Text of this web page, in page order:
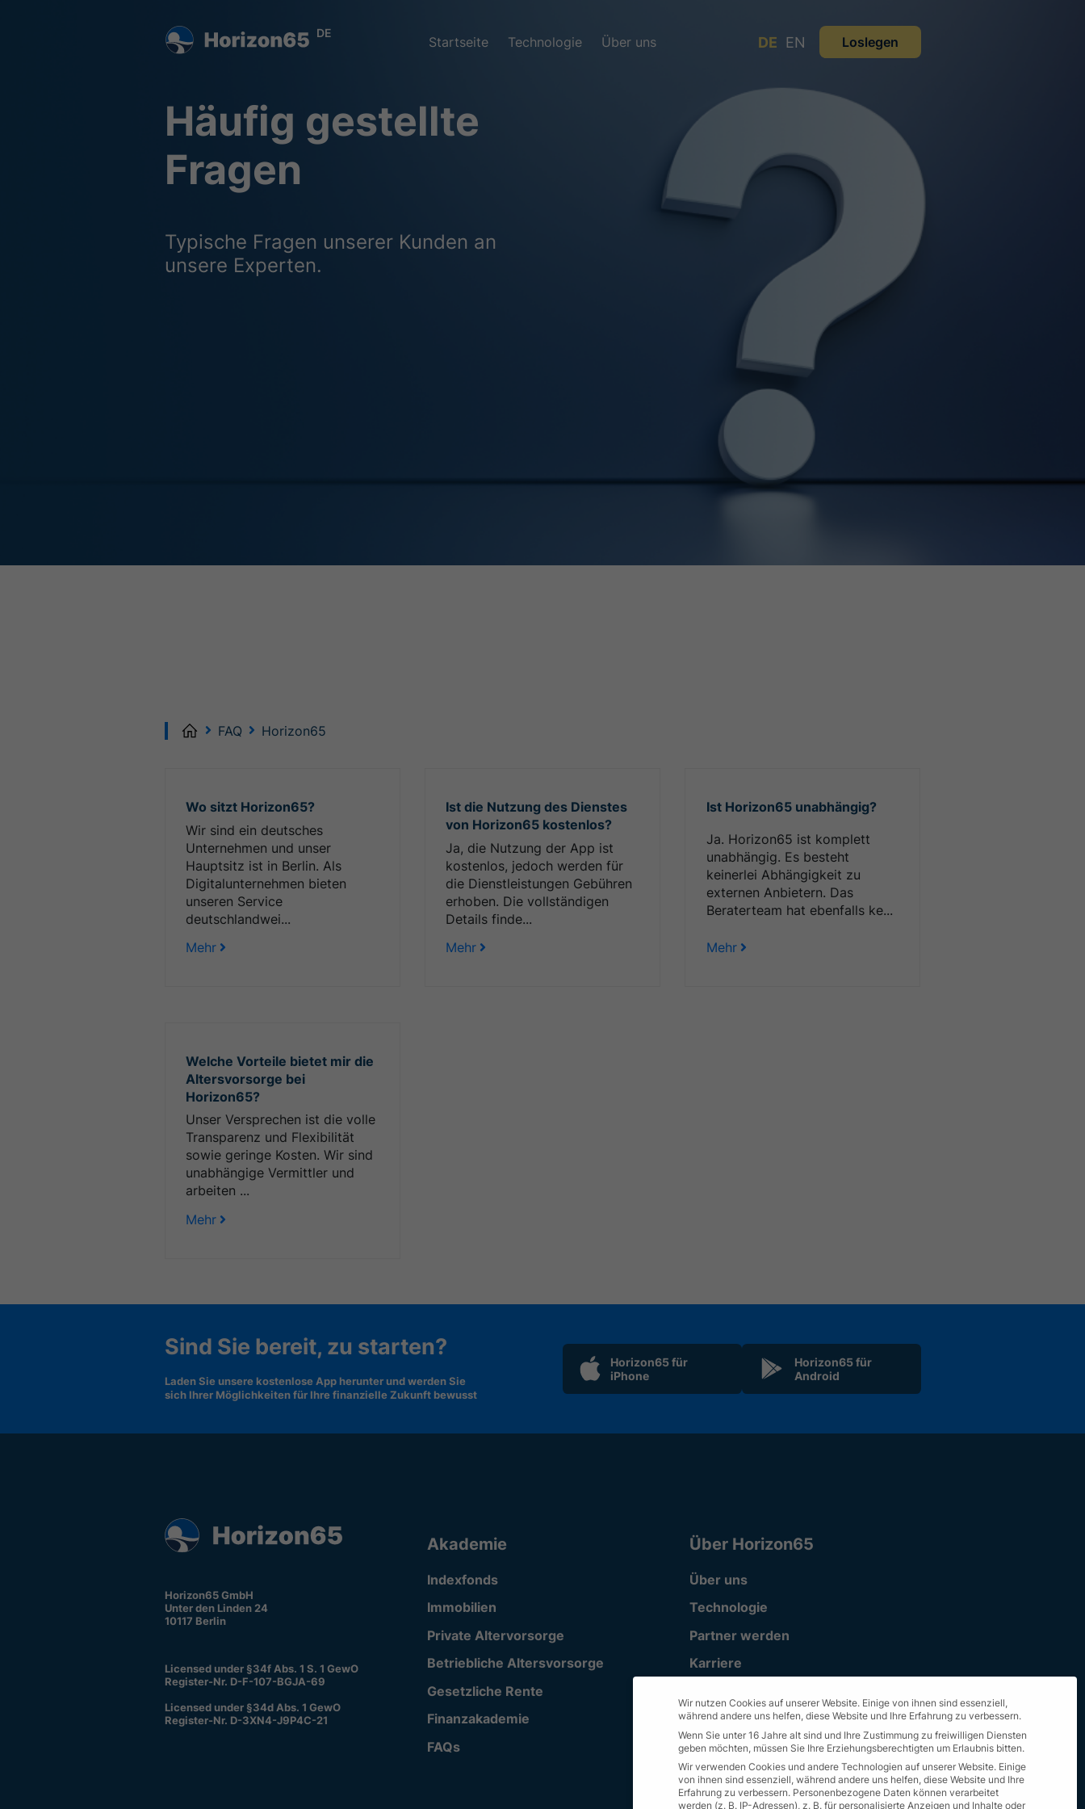
DE
Startseite Technologie Über uns DE EN Loslegen
Häufig gestellte
Fragen
Typische Fragen unserer Kunden an
unsere Experten.
HomeFAQ Horizon65
Wo sitzt Horizon65?
Wir sind ein deutsches
Unternehmen und unser
Hauptsitz ist in Berlin. Als
Digitalunternehmen bieten
unseren Service
deutschlandwei...
Mehr
Ist die Nutzung des Dienstes
von Horizon65 kostenlos?
Ja, die Nutzung der App ist
kostenlos, jedoch werden für
die Dienstleistungen Gebühren
erhoben. Die vollständigen
Details finde...
Mehr
Ist Horizon65 unabhängig?
Ja. Horizon65 ist komplett
unabhängig. Es besteht
keinerlei Abhängigkeit zu
externen Anbietern. Das
Beraterteam hat ebenfalls ke...
Mehr
Welche Vorteile bietet mir die
Altersvorsorge bei
Horizon65?
Unser Versprechen ist die volle
Transparenz und Flexibilität
sowie geringe Kosten. Wir sind
unabhängige Vermittler und
arbeiten ...
Mehr
Sind Sie bereit, zu starten?
Laden Sie unsere kostenlose App herunter und werden Sie
sich Ihrer Möglichkeiten für Ihre finanzielle Zukunft bewusst
Horizon65 für
iPhone
Horizon65 für
Android
Horizon65 GmbH
Unter den Linden 24
10117 Berlin
Licensed under §34f Abs. 1 S. 1 GewO
Register-Nr. D-F-107-BGJA-69
Licensed under §34d Abs. 1 GewO
Register-Nr. D-3XN4-J9P4C-21
Akademie
Indexfonds
Immobilien
Private Altervorsorge
Betriebliche Altersvorsorge
Gesetzliche Rente
Finanzakademie
FAQs
Über Horizon65
Über uns
Technologie
Partner werden
Karriere
Wir nutzen Cookies auf unserer Website. Einige von ihnen sind essenziell,
während andere uns helfen, diese Website und Ihre Erfahrung zu verbessern.
Wenn Sie unter 16 Jahre alt sind und Ihre Zustimmung zu freiwilligen Diensten
geben möchten, müssen Sie Ihre Erziehungsberechtigten um Erlaubnis bitten.
Wir verwenden Cookies und andere Technologien auf unserer Website. Einige
von ihnen sind essenziell, während andere uns helfen, diese Website und Ihre
Erfahrung zu verbessern. Personenbezogene Daten können verarbeitet
werden (z. B. IP-Adressen), z. B. für personalisierte Anzeigen und Inhalte oder